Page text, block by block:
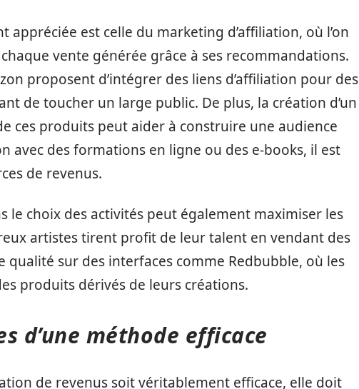
est celle du marketing d’affiliation, où l’on
vente générée grâce à ses recommandations.
proposent d’intégrer des liens d’affiliation pour des
de toucher un large public. De plus, la création d’un
ces produits peut aider à construire une audience
avec des formations en ligne ou des e-books, il est
de revenus.
le choix des activités peut également maximiser les
artistes tirent profit de leur talent en vendant des
sur des interfaces comme Redbubble, où les
produits dérivés de leurs créations.
d’une méthode efficace
de revenus soit véritablement efficace, elle doit